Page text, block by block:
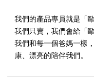
我們的產品專員就是「
我們只賣，我們會給「
我們和每一個爸媽一樣
康、漂亮的陪伴我們。